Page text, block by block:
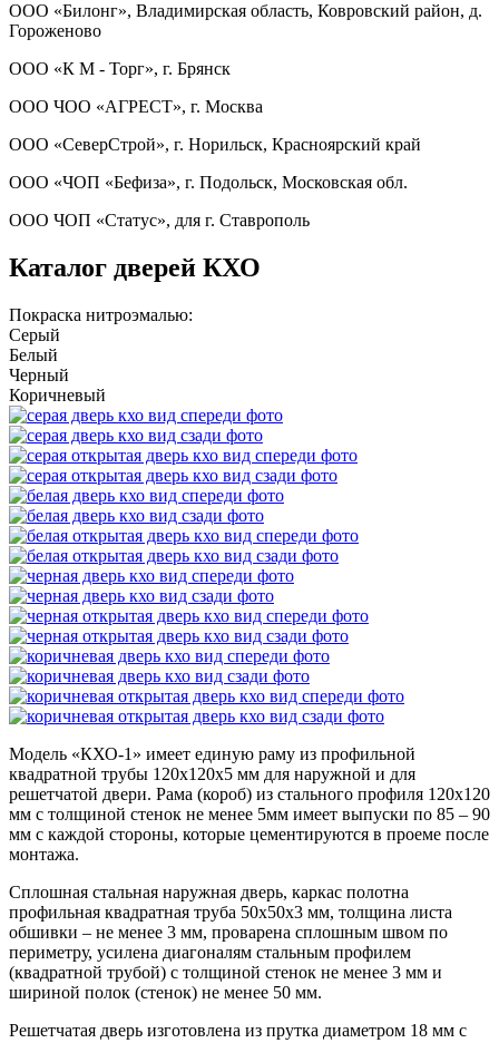
ООО «Билонг», Владимирская область, Ковровский район, д.
Гороженово
ООО «К М - Торг», г. Брянск
ООО ЧОО «АГРЕСТ», г. Москва
ООО «СеверСтрой», г. Норильск, Красноярский край
ООО «ЧОП «Бефиза», г. Подольск, Московская обл.
ООО ЧОП «Статус», для г. Ставрополь
Каталог дверей КХО
Покраска нитроэмалью:
Серый
Белый
Черный
Коричневый
Модель «КХО-1» имеет единую раму из профильной
квадратной трубы 120х120х5 мм для наружной и для
решетчатой двери. Рама (короб) из стального профиля 120х120
мм с толщиной стенок не менее 5мм имеет выпуски по 85 – 90
мм с каждой стороны, которые цементируются в проеме после
монтажа.
Сплошная стальная наружная дверь, каркас полотна
профильная квадратная труба 50х50х3 мм, толщина листа
обшивки – не менее 3 мм, проварена сплошным швом по
периметру, усилена диагоналям стальным профилем
(квадратной трубой) с толщиной стенок не менее 3 мм и
шириной полок (стенок) не менее 50 мм.
Решетчатая дверь изготовлена из прутка диаметром 18 мм с